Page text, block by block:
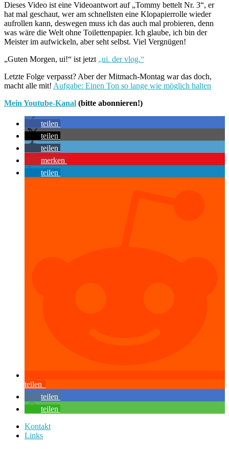
Dieses Video ist eine Videoantwort auf „Tommy bettelt Nr. 3“, er
hat mal geschaut, wer am schnellsten eine Klopapierrolle wieder
aufrollen kann, deswegen muss ich das auch mal probieren, denn
was wäre die Welt ohne Toilettenpapier. Ich glaube, ich bin der
Meister im aufwickeln, aber seht selbst. Viel Vergnügen!
„Guten Morgen, ui!“ ist jetzt „ui. der vlog.“
Letzte Folge verpasst? Aber der Mitmach-Montag war das doch,
macht alle mit! Aufgabe: Einen Ton so lange wie möglich halten
Mein Youtube-Kanal (bitte abonnieren!)
teilen
teilen
teilen
merken
teilen
teilen
teilen
teilen
Kontakt
Links